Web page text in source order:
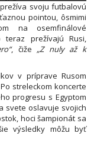
prežíva svoju futbalovú
pointou, ôsmimi
na osemfinálové
teraz prežívajú Rusi,
, čiže „Z nuly až k
v príprave Rusom
streleckom koncerte
progresu s Egyptom
svete oslavuje svojich
hoci šampionát sa
výsledky môžu byť